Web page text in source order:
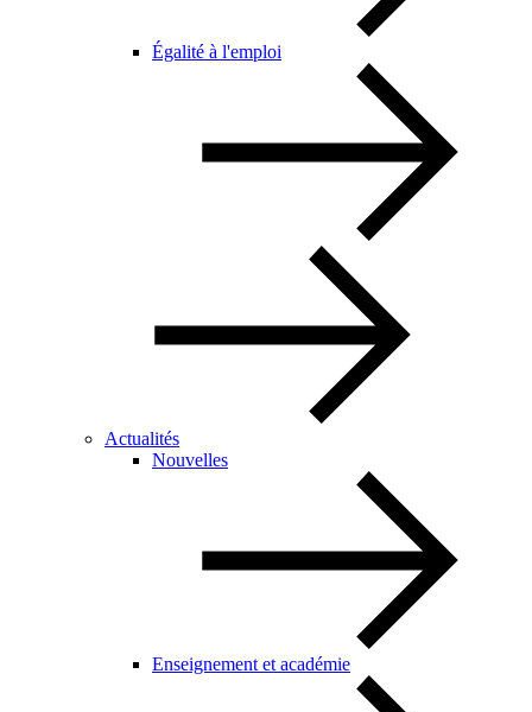
Égalité à l'emploi
Actualités
Nouvelles
Enseignement et académie